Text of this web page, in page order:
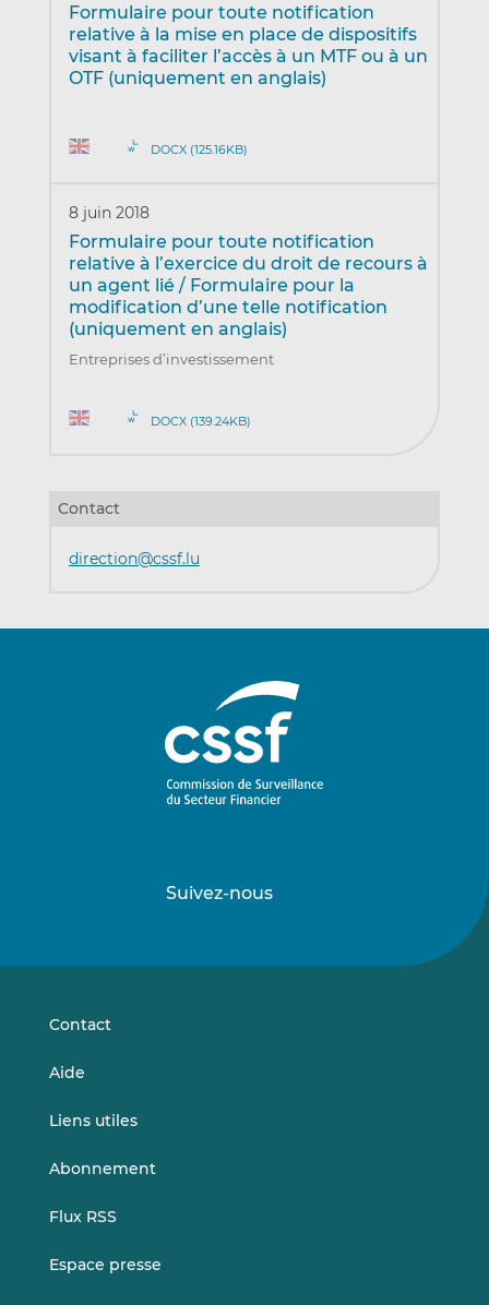
Formulaire pour toute notification
relative à la mise en place de dispositifs
visant à faciliter l’accès à un MTF ou à un
OTF (uniquement en anglais)
DOCX (125.16KB)
8 juin 2018
Formulaire pour toute notification
relative à l’exercice du droit de recours à
un agent lié / Formulaire pour la
modification d’une telle notification
(uniquement en anglais)
Entreprises d’investissement
DOCX (139.24KB)
Contact
direction@cssf.lu
Suivez-nous
sursur
Contact
Aide
Liens utiles
Abonnement
Flux RSS
Espace presse